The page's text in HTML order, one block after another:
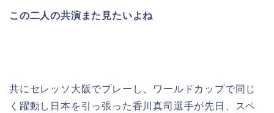
この二人の共演また見たいよね
共にセレッソ大阪でプレーし、ワールドカップで同じ
く躍動し日本を引っ張った香川真司選手が先日、スペ